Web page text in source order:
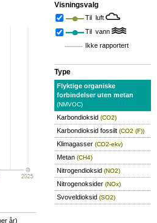
år)
Visningsvalg
Til luft
Til vann
Ikke rapportert
Type
Flyktige organiske
forbindelser uten metan
(NMVOC)
Karbondioksid (CO2)
Karbondioksid fossilt (CO2 (F))
Klimagasser (CO2-ekv)
Metan (CH4)
Nitrogendioksid (NO2)
Nitrogenoksider (NOx)
Svoveldioksid (SO2)